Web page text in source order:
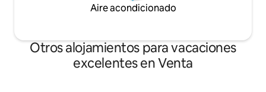
Aire acondicionado
Otros alojamientos para vacaciones
excelentes en Venta